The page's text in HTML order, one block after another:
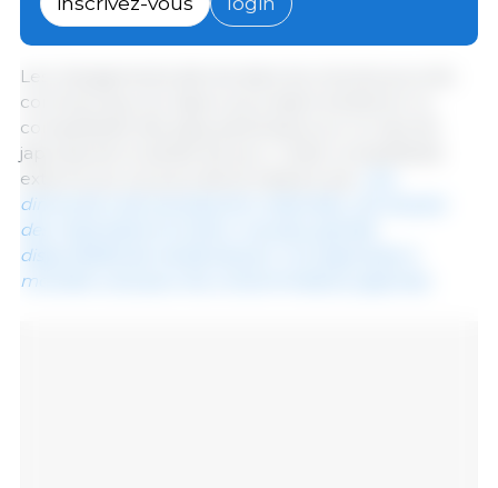
Nam.
Les changements décrits dans les récents accords
commerciaux du Japon pourraient améliorer la
compétitivité des pays partenaires sur le marché
japonais de la viande de porc. Cette compétitivité
externe accrue pourrait se traduire par
diminution de la production nationale, une hausse
des importations et donc une plus grande
disponibilité de viande de porc non japonaise à
moindre coût pour les consommateurs japonais